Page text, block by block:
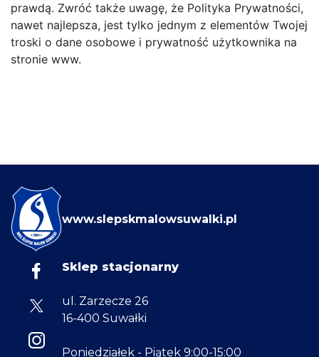
prawdą. Zwróć także uwagę, że Polityka Prywatności,
nawet najlepsza, jest tylko jednym z elementów Twojej
troski o dane osobowe i prywatność użytkownika na
stronie www.
www.slepskmalowsuwalki.pl
Sklep stacjonarny
ul. Zarzecze 26
16-400 Suwałki
Poniedziałek - Piątek 9:00-15:00